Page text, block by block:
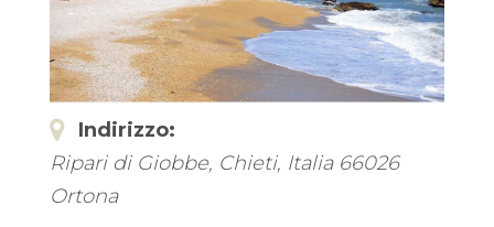
Indirizzo:
Ripari di Giobbe, Chieti, Italia 66026
Ortona